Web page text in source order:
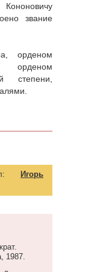
звание
орденом
степени,
Игорь
1987.